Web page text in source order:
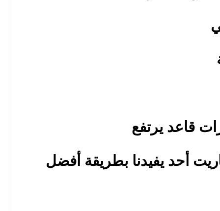
قاعد يرتفع
أحد يفيدنا بطريقة أفضل